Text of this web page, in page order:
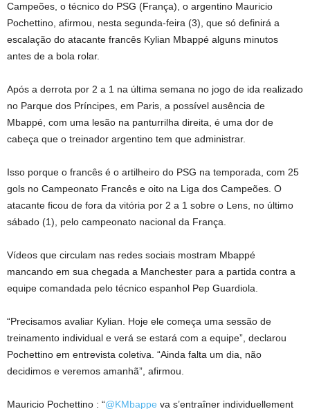
Campeões, o técnico do PSG (França), o argentino Mauricio
Pochettino, afirmou, nesta segunda-feira (3), que só definirá a
escalação do atacante francês Kylian Mbappé alguns minutos
antes de a bola rolar.
Após a derrota por 2 a 1 na última semana no jogo de ida realizado
no Parque dos Príncipes, em Paris, a possível ausência de
Mbappé, com uma lesão na panturrilha direita, é uma dor de
cabeça que o treinador argentino tem que administrar.
Isso porque o francês é o artilheiro do PSG na temporada, com 25
gols no Campeonato Francês e oito na Liga dos Campeões. O
atacante ficou de fora da vitória por 2 a 1 sobre o Lens, no último
sábado (1), pelo campeonato nacional da França.
Vídeos que circulam nas redes sociais mostram Mbappé
mancando em sua chegada a Manchester para a partida contra a
equipe comandada pelo técnico espanhol Pep Guardiola.
“Precisamos avaliar Kylian. Hoje ele começa uma sessão de
treinamento individual e verá se estará com a equipe”, declarou
Pochettino em entrevista coletiva. “Ainda falta um dia, não
decidimos e veremos amanhã”, afirmou.
Mauricio Pochettino : “@KMbappe va s’entraîner individuellement